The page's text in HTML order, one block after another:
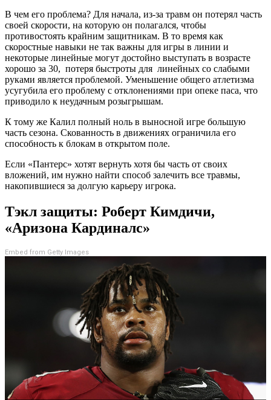
В чем его проблема? Для начала, из-за травм он потерял часть
своей скорости, на которую он полагался, чтобы
противостоять крайним защитникам. В то время как
скоростные навыки не так важны для игры в линии и
некоторые линейные могут достойно выступать в возрасте
хорошо за 30, потеря быстроты для линейных со слабыми
руками является проблемой. Уменьшение общего атлетизма
усугубила его проблему с отклонениями при опеке паса, что
приводило к неудачным розыгрышам.
К тому же Калил полный ноль в выносной игре большую
часть сезона. Скованность в движениях ограничила его
способность к блокам в открытом поле.
Если «Пантерс» хотят вернуть хотя бы часть от своих
вложений, им нужно найти способ залечить все травмы,
накопившиеся за долгую карьеру игрока.
Тэкл защиты: Роберт Кимдичи,
«Аризона Кардиналс»
Embed from Getty Images